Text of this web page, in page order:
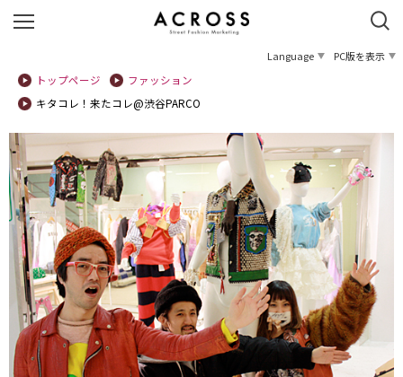
Language
PC版を表示
トップページ
ファッション
キタコレ！来たコレ@渋谷PARCO